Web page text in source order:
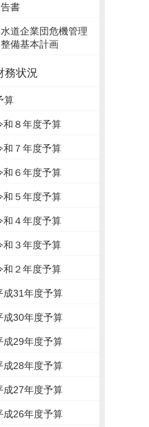
書
道企業団危機管理
備基本計画
務状況
算
和８年度予算
和７年度予算
和６年度予算
和５年度予算
和４年度予算
和３年度予算
和２年度予算
成31年度予算
成30年度予算
成29年度予算
成28年度予算
成27年度予算
成26年度予算